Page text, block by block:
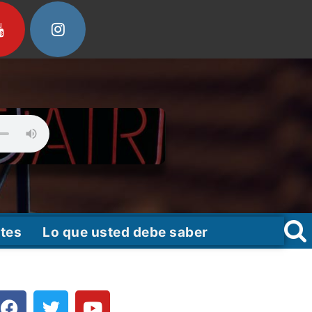
Lo que usted debe saber
F
T
Y